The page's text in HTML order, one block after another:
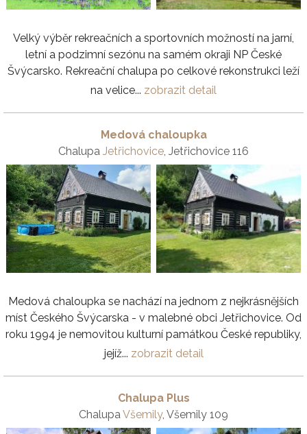
Velký výběr rekreačních a sportovních možností na jarní,
letní a podzimní sezónu na samém okraji NP České
Švýcarsko. Rekreační chalupa po celkové rekonstrukci leží
na velice... zobrazit detail
Medová chaloupka
Chalupa Jetřichovice , Jetřichovice 116
Medová chaloupka se nachází na jednom z nejkrásnějších
míst Českého Švýcarska - v malebné obci Jetřichovice. Od
roku 1994 je nemovitou kulturní památkou České republiky,
jejíž... zobrazit detail
Chalupa Plus
ChalupaVšemily, Všemily 109